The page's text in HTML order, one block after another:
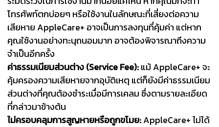
โทรศัพท์ตกบ่อยๆ หรือใช้งานในลักษณะที่เสี่ยงต่อความ
เสียหาย AppleCare+ อาจเป็นการลงทุนที่คุ้มค่า แต่หาก
คุณใช้งานอย่างทะนุถนอมมาก อาจต้องพิจารณาถึงความ
จำเป็นอีกครั้ง
ค่าธรรมเนียมส่วนต่าง (Service Fee):แม้ AppleCare+ จะ
คุ้มครองความเสียหายจากอุบัติเหตุ แต่ก็ยังมีค่าธรรมเนียม
ส่วนต่างที่คุณต้องชำระเมื่อมีการเคลม ซึ่งตามรายละเอียด
ที่กล่าวมาข้างต้น
ไม่ครอบคลุมการสูญหายหรือถูกขโมย:AppleCare+ ไม่ได้